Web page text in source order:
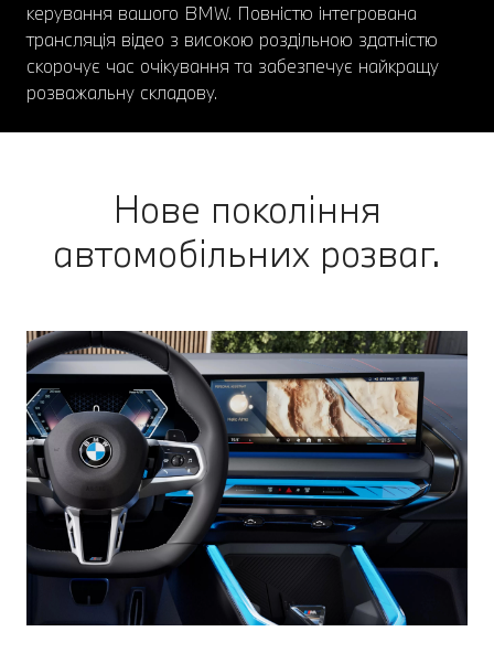
керування вашого BMW. Повністю інтегрована
трансляція відео з високою роздільною здатністю
скорочує час очікування та забезпечує найкращу
розважальну складову.
Нове покоління
автомобільних розваг.